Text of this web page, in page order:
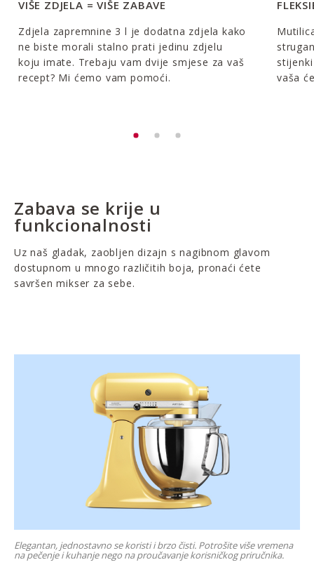
VIŠE ZDJELA = VIŠE ZABAVE
Zdjela zapremnine 3 l je dodatna zdjela kako
ne biste morali stalno prati jedinu zdjelu
koju imate. Trebaju vam dvije smjese za vaš
recept? Mi ćemo vam pomoći.
vaša
Zabava se krije u
funkcionalnosti
Uz naš gladak, zaobljen dizajn s nagibnom glavom
dostupnom u mnogo različitih boja, pronaći ćete
savršen mikser za sebe.
Elegantan, jednostavno se koristi i brzo čisti. Potrošite više vremena
na pečenje i kuhanje nego na proučavanje korisničkog priručnika.